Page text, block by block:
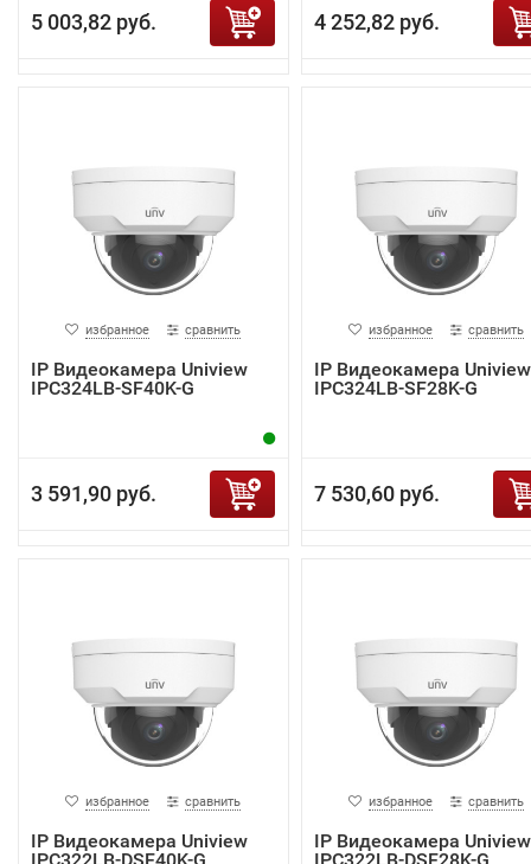
5 003,82 руб. 4 252,82 руб.
избранное сравнить
IP Видеокамера Uniview
IPC324LB-SF40K-G
3 591,90 руб.
избранное сравнить
IP Видеокамера Uniview
IPC324LB-SF28K-G
7 530,60 руб.
избранное сравнить
IP Видеокамера Uniview
избранное сравнить
IP Видеокамера Uniview